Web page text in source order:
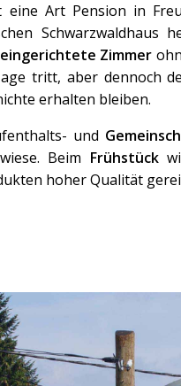
Art Pension in
Schwarzwaldhaus
Zimmer
tritt, aber dennoch
erhalten bleiben.
und
Beim Frühstück
hoher Qualität